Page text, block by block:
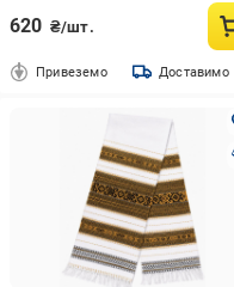
620 ₴/шт.
Привеземо Доставимо